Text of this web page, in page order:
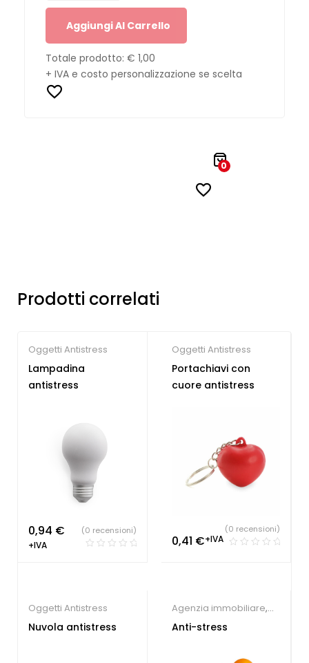
Aggiungi Al Carrello
Totale prodotto: € 1,00
+ IVA e costo personalizzazione se scelta
0
Prodotti correlati
Oggetti Antistress
Lampadina
antistress
0,94 €
+IVA
(0 recensioni)
Oggetti Antistress
Portachiavi con
cuore antistress
0,41 €+IVA
(0 recensioni)
Oggetti Antistress
Nuvola antistress
Agenzia immobiliare,
Oggetti Antistress
Anti-stress